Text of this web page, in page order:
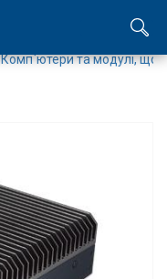
Комп`ютери та модулі, що